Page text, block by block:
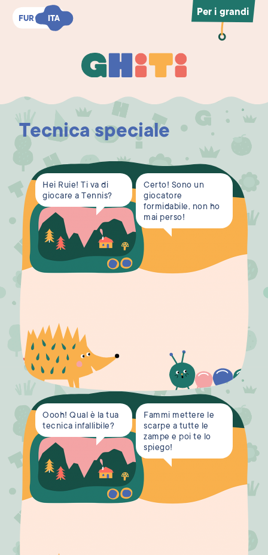
FUR ITA
FUR ITA
Ghiti
Per i grandi
Tecnica speciale
Hei Ruie! Ti va di
giocare a Tennis?
Certo! Sono un
giocatore
formidabile, non ho
mai perso!
Oooh! Qual è la tua
tecnica infallibile?
Fammi mettere le
scarpe a tutte le
zampe e poi te lo
spiego!